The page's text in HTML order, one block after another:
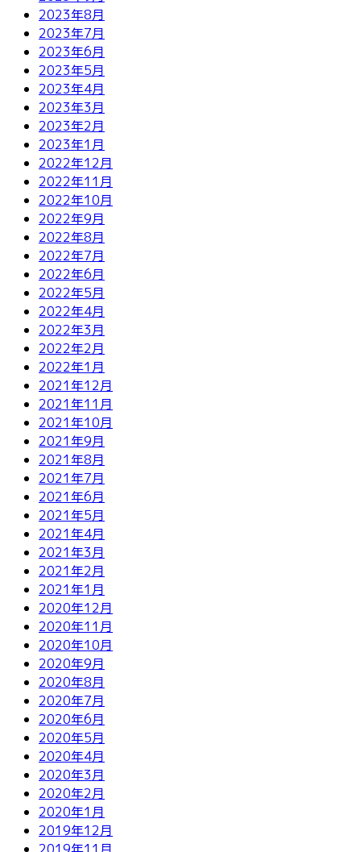
2023年8月
2023年7月
2023年6月
2023年5月
2023年4月
2023年3月
2023年2月
2023年1月
2022年12月
2022年11月
2022年10月
2022年9月
2022年8月
2022年7月
2022年6月
2022年5月
2022年4月
2022年3月
2022年2月
2022年1月
2021年12月
2021年11月
2021年10月
2021年9月
2021年8月
2021年7月
2021年6月
2021年5月
2021年4月
2021年3月
2021年2月
2021年1月
2020年12月
2020年11月
2020年10月
2020年9月
2020年8月
2020年7月
2020年6月
2020年5月
2020年4月
2020年3月
2020年2月
2020年1月
2019年12月